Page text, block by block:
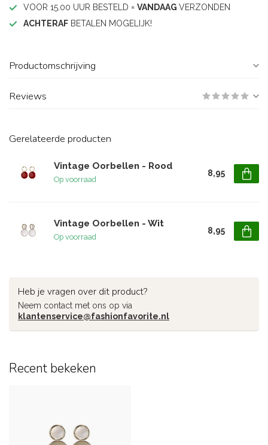
VOOR 15.00 UUR BESTELD = VANDAAG VERZONDEN
ACHTERAF BETALEN MOGELIJK!
Productomschrijving
Reviews
Gerelateerde producten
Vintage Oorbellen - Rood
Op voorraad
8,95
Vintage Oorbellen - Wit
Op voorraad
8,95
Heb je vragen over dit product?
Neem contact met ons op via
klantenservice@fashionfavorite.nl
Recent bekeken